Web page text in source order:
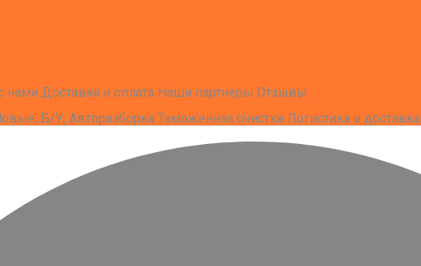
нами Доставка и оплата Наши партнеры Отзывы
Б/У, Авторазборка Таможенная очистка Логистика и доставка